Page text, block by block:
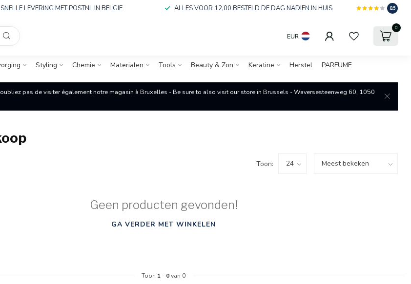
SNELLE LEVERING MET POSTNL IN BELGIE ALLES VOOR 12,00 BESTELD DE DAG NADIEN IN HUIS 8.5
EUR
0
Styling Chemie Materialen Tools Beauty & Zon Keratine Herstel PARFUME
pas de visiter également notre magasin à Bruxelles - Be sure to also visit our store in Brussels - Waversesteenweg 60, 1050
Toon:
Geen producten gevonden!
GA VERDER MET WINKELEN
Toon 1 - 0van 0